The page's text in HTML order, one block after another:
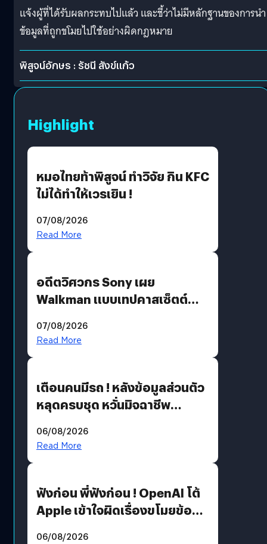
แจ้งผู้ที่ได้รับผลกระทบไปแล้ว และชี้ว่าไม่มีหลักฐานของการนำ
ข้อมูลที่ถูกขโมยไปใช้อย่างผิดกฎหมาย
พิสูจน์อักษร : รัชนี สังข์แก้ว
Highlight
หมอไทยท้าพิสูจน์ ทำวิจัย กิน KFC
ไม่ได้ทำให้เวรเยิน !
07/08/2026
Read More
อดีตวิศวกร Sony เผย
Walkman แบบเทปคาสเซ็ตต์
07/08/2026
Read More
เตือนคนมีรถ ! หลังข้อมูลส่วนตัว
หลุดครบชุด หวั่นมิจฉาชีพ
รหัสผ่านหลุด ไม่ใช่แฮกเกอร์
06/08/2026
Read More
ฟังก่อน พี่ฟังก่อน ! OpenAI โต้
Apple เข้าใจผิดเรื่องขโมยข้อมูล
06/08/2026